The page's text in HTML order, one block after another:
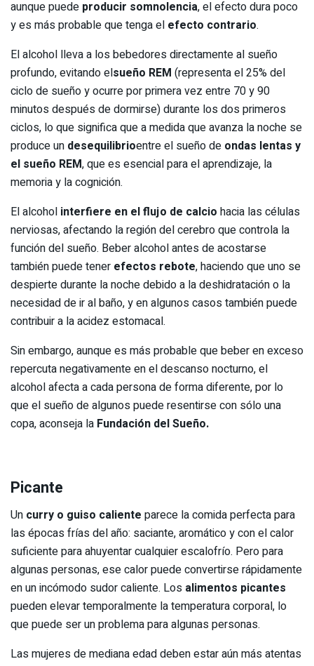
aunque puede producir somnolencia, el efecto dura poco
y es más probable que tenga el efecto contrario.
El alcohol lleva a los bebedores directamente al sueño
profundo, evitando elsueño REM (representa el 25% del
ciclo de sueño y ocurre por primera vez entre 70 y 90
minutos después de dormirse) durante los dos primeros
ciclos, lo que significa que a medida que avanza la noche se
produce un desequilibrioentre el sueño de ondas lentas y
el sueño REM, que es esencial para el aprendizaje, la
memoria y la cognición.
El alcohol interfiere en el flujo de calcio hacia las células
nerviosas, afectando la región del cerebro que controla la
función del sueño. Beber alcohol antes de acostarse
también puede tener efectos rebote, haciendo que uno se
despierte durante la noche debido a la deshidratación o la
necesidad de ir al baño, y en algunos casos también puede
contribuir a la acidez estomacal.
Sin embargo, aunque es más probable que beber en exceso
repercuta negativamente en el descanso nocturno, el
alcohol afecta a cada persona de forma diferente, por lo
que el sueño de algunos puede resentirse con sólo una
copa, aconseja la Fundación del Sueño.
Picante
Un curry o guiso caliente parece la comida perfecta para
las épocas frías del año: saciante, aromático y con el calor
suficiente para ahuyentar cualquier escalofrío. Pero para
algunas personas, ese calor puede convertirse rápidamente
en un incómodo sudor caliente. Los alimentos picantes
pueden elevar temporalmente la temperatura corporal, lo
que puede ser un problema para algunas personas.
Las mujeres de mediana edad deben estar aún más atentas